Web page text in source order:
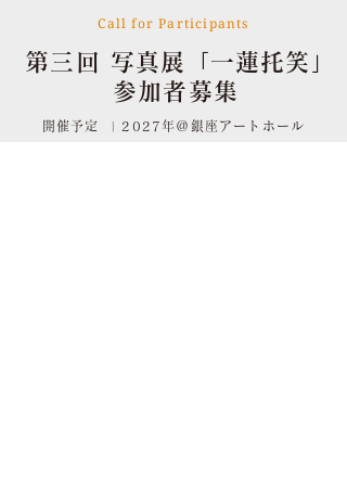
Call for Participants
第三回 写真展「一蓮托笑」
参加者募集
開催予定 | 2027年＠銀座アートホール